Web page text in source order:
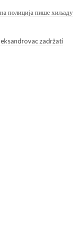
полиција пише хиљаду
zadržati